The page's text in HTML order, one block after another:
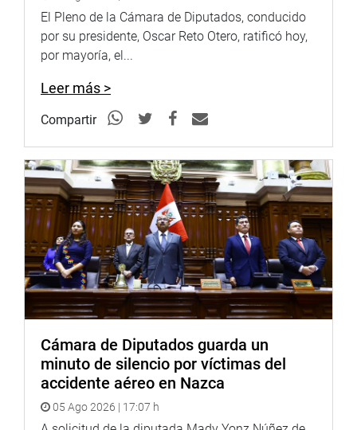
denuncio ante la Policía a su novio, el economista Juan
Mendoza, por intentar ahorcarla, escupirla y advertirle
que ‘no la mata solo porque la quiere’.
La Comisión felicitó la valiente postura de la periodista
conductora de Latina, quien se mantuvo firme en su
decisión de no retirar la denuncia ante el agresor que
en la Universidad Del Pacífico.
La legisladora García Jiménez sostuvo que en ambos
casos es lamentable la actitud de hombres que se supone
que son instruidos e instó a sus respectivos lugares de
trabajo para que sus empleadores tomen cartas en el
asunto. EPA
PRENSA CONGRESO
El Pleno de la Cámara de Diputados, conducido
por su presidente, Oscar Reto Otero, ratificó hoy,
por mayoría, el...
Leer más >
Compartir
Cámara de Diputados guarda un
minuto de silencio por víctimas del
accidente aéreo en Nazca
05 Ago 2026 | 17:07 h